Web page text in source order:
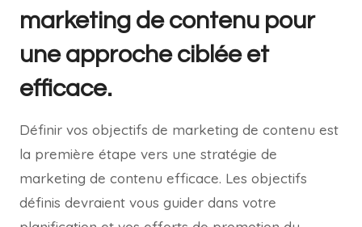
marketing de contenu pour
une approche ciblée et
efficace.
Définir vos objectifs de marketing de contenu est
la première étape vers une stratégie de
marketing de contenu efficace. Les objectifs
définis devraient vous guider dans votre